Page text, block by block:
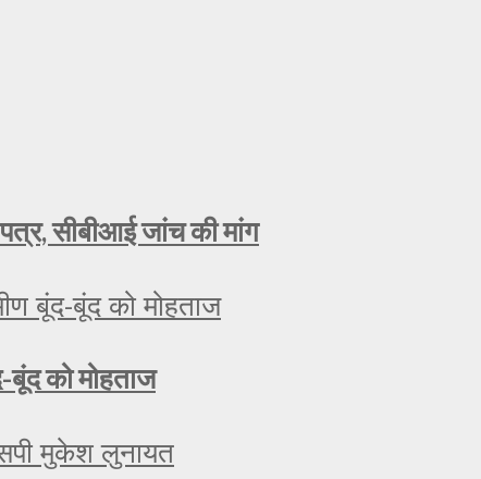
सीबीआई जांच की मांग
बूंद को मोहताज